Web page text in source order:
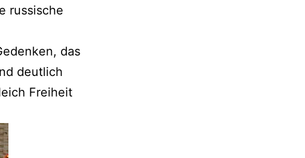
russische
das
deutlich
Freiheit